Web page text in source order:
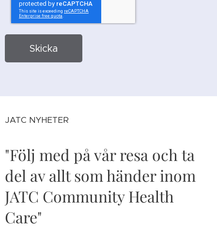
Skicka
JATC NYHETER
"Följ med på vår resa och ta
del av allt som händer inom
JATC Community Health
Care"